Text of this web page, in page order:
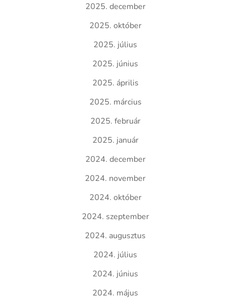
2025. december
2025. október
2025. július
2025. június
2025. április
2025. március
2025. február
2025. január
2024. december
2024. november
2024. október
2024. szeptember
2024. augusztus
2024. július
2024. június
2024. május